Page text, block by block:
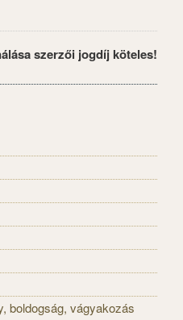
szerzői jogdíj köteles!
boldogság, vágyakozás